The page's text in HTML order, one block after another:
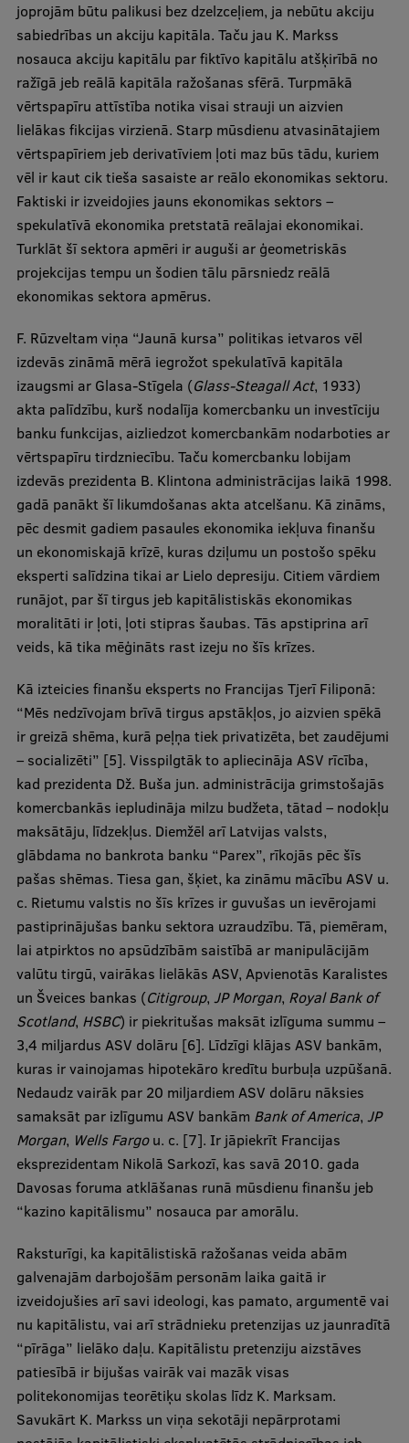
joprojām būtu palikusi bez dzelzceļiem, ja nebūtu akciju
sabiedrības un akciju kapitāla. Taču jau K. Markss
nosauca akciju kapitālu par fiktīvo kapitālu atšķirībā no
ražīgā jeb reālā kapitāla ražošanas sfērā. Turpmākā
vērtspapīru attīstība notika visai strauji un aizvien
lielākas fikcijas virzienā. Starp mūsdienu atvasinātajiem
vērtspapīriem jeb derivatīviem ļoti maz būs tādu, kuriem
vēl ir kaut cik tieša sasaiste ar reālo ekonomikas sektoru.
Faktiski ir izveidojies jauns ekonomikas sektors –
spekulatīvā ekonomika pretstatā reālajai ekonomikai.
Turklāt šī sektora apmēri ir auguši ar ģeometriskās
projekcijas tempu un šodien tālu pārsniedz reālā
ekonomikas sektora apmērus.
F. Rūzveltam viņa “Jaunā kursa” politikas ietvaros vēl
izdevās zināmā mērā iegrožot spekulatīvā kapitāla
izaugsmi ar Glasa-Stīgela (Glass-Steagall Act, 1933)
akta palīdzību, kurš nodalīja komercbanku un investīciju
banku funkcijas, aizliedzot komercbankām nodarboties ar
vērtspapīru tirdzniecību. Taču komercbanku lobijam
izdevās prezidenta B. Klintona administrācijas laikā 1998.
gadā panākt šī likumdošanas akta atcelšanu. Kā zināms,
pēc desmit gadiem pasaules ekonomika iekļuva finanšu
un ekonomiskajā krīzē, kuras dziļumu un postošo spēku
eksperti salīdzina tikai ar Lielo depresiju. Citiem vārdiem
runājot, par šī tirgus jeb kapitālistiskās ekonomikas
moralitāti ir ļoti, ļoti stipras šaubas. Tās apstiprina arī
veids, kā tika mēģināts rast izeju no šīs krīzes.
Kā izteicies finanšu eksperts no Francijas Tjerī Filiponā:
“Mēs nedzīvojam brīvā tirgus apstākļos, jo aizvien spēkā
ir greizā shēma, kurā peļņa tiek privatizēta, bet zaudējumi
– socializēti” [5]. Visspilgtāk to apliecināja ASV rīcība,
kad prezidenta Dž. Buša jun. administrācija grimstošajās
komercbankās iepludināja milzu budžeta, tātad – nodokļu
maksātāju, līdzekļus. Diemžēl arī Latvijas valsts,
glābdama no bankrota banku “Parex”, rīkojās pēc šīs
pašas shēmas. Tiesa gan, šķiet, ka zināmu mācību ASV u.
c. Rietumu valstis no šīs krīzes ir guvušas un ievērojami
pastiprinājušas banku sektora uzraudzību. Tā, piemēram,
lai atpirktos no apsūdzībām saistībā ar manipulācijām
valūtu tirgū, vairākas lielākās ASV, Apvienotās Karalistes
un Šveices bankas (Citigroup, JP Morgan, Royal Bank of
Scotland, HSBC) ir piekritušas maksāt izlīguma summu –
3,4 miljardus ASV dolāru [6]. Līdzīgi klājas ASV bankām,
kuras ir vainojamas hipotekāro kredītu burbuļa uzpūšanā.
Nedaudz vairāk par 20 miljardiem ASV dolāru nāksies
samaksāt par izlīgumu ASV bankām Bank of America, JP
Morgan, Wells Fargou. c. [7]. Ir jāpiekrīt Francijas
eksprezidentam Nikolā Sarkozī, kas savā 2010. gada
Davosas foruma atklāšanas runā mūsdienu finanšu jeb
“kazino kapitālismu” nosauca par amorālu.
Raksturīgi, ka kapitālistiskā ražošanas veida abām
galvenajām darbojošām personām laika gaitā ir
izveidojušies arī savi ideologi, kas pamato, argumentē vai
nu kapitālistu, vai arī strādnieku pretenzijas uz jaunradītā
“pīrāga” lielāko daļu. Kapitālistu pretenziju aizstāves
patiesībā ir bijušas vairāk vai mazāk visas
politekonomijas teorētiķu skolas līdz K. Marksam.
Savukārt K. Markss un viņa sekotāji nepārprotami